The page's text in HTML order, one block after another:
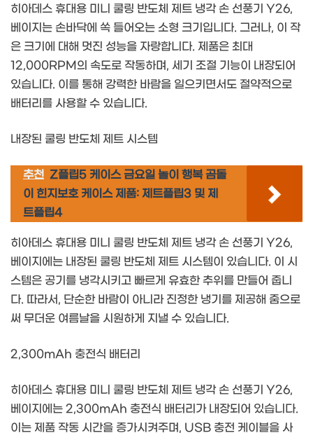
히아데스 휴대용 미니 쿨링 반도체 제트 냉각 손 선풍기 Y26,
베이지는 손바닥에 쏙 들어오는 소형 크기입니다. 그러나, 이 작
은 크기에 대해 멋진 성능을 자랑합니다. 제품은 최대
12,000RPM의 속도로 작동하며, 세기 조절 기능이 내장되어
있습니다. 이를 통해 강력한 바람을 일으키면서도 절약적으로
배터리를 사용할 수 있습니다.
내장된 쿨링 반도체 제트 시스템
추천 Z플립5 케이스 금요일 놀이 행복 곰돌
이 힌지보호 케이스 제품: 제트플립3 및 제
트플립4
히아데스 휴대용 미니 쿨링 반도체 제트 냉각 손 선풍기 Y26,
베이지에는 내장된 쿨링 반도체 제트 시스템이 있습니다. 이 시
스템은 공기를 냉각시키고 빠르게 유효한 추위를 만들어 줍니
다. 따라서, 단순한 바람이 아니라 진정한 냉기를 제공해 줌으로
써 무더운 여름날을 시원하게 지낼 수 있습니다.
2,300mAh 충전식 배터리
히아데스 휴대용 미니 쿨링 반도체 제트 냉각 손 선풍기 Y26,
베이지에는 2,300mAh 충전식 배터리가 내장되어 있습니다.
이는 제품 작동 시간을 증가시켜주며, USB 충전 케이블을 사